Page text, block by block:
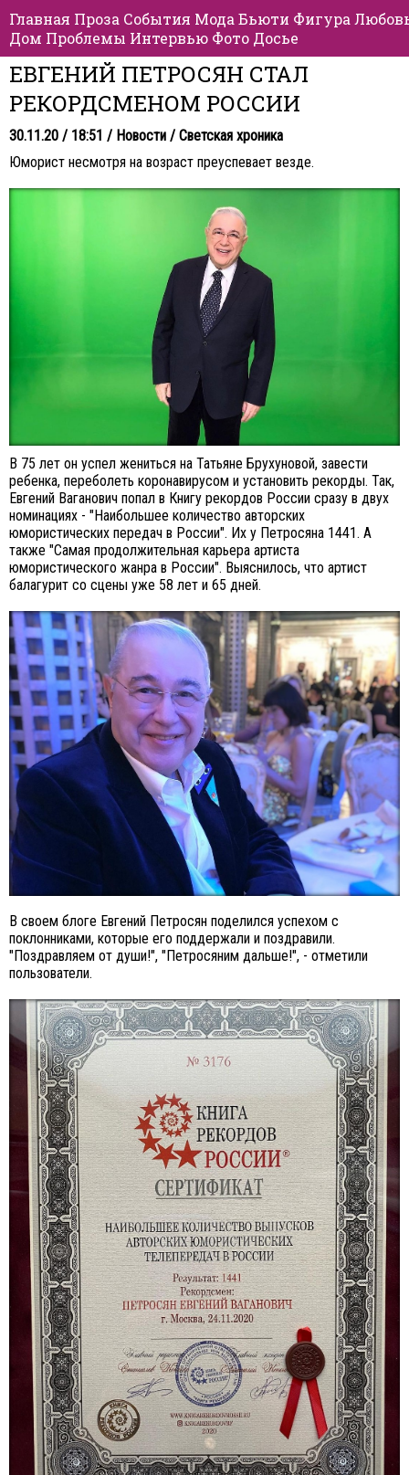
Главная Проза События Мода Бьюти Фигура
Дом Проблемы Интервью Фото Досье
ЕВГЕНИЙ ПЕТРОСЯН СТАЛ
РЕКОРДСМЕНОМ РОССИИ
30.11.20 / 18:51 / Новости / Светская хроника
Юморист несмотря на возраст преуспевает везде.
В 75 лет он успел жениться на Татьяне Брухуновой, завести
ребенка, переболеть коронавирусом и установить рекорды. Так,
Евгений Ваганович попал в Книгу рекордов России сразу в двух
номинациях - "Наибольшее количество авторских
юмористических передач в России". Их у Петросяна 1441. А
также "Самая продолжительная карьера артиста
юмористического жанра в России". Выяснилось, что артист
балагурит со сцены уже 58 лет и 65 дней.
В своем блоге Евгений Петросян поделился успехом с
поклонниками, которые его поддержали и поздравили.
"Поздравляем от души!", "Петросяним дальше!", - отметили
пользователи.